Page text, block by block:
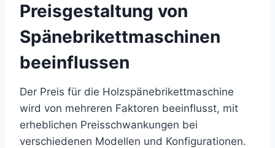
Preisgestaltung von
Spänebrikettmaschinen
beeinflussen
Der Preis für die Holzspänebrikettmaschine
wird von mehreren Faktoren beeinflusst, mit
erheblichen Preisschwankungen bei
verschiedenen Modellen und Konfigurationen.